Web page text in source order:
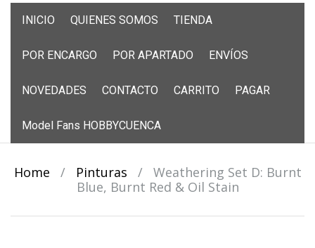
INICIO QUIENES SOMOS TIENDA
POR ENCARGO POR APARTADO ENVÍOS
NOVEDADES CONTACTO CARRITO PAGAR
Model Fans HOBBYCUENCA
Home / Pinturas /
Weathering Set D: Burnt
Blue, Burnt Red & Oil Stain